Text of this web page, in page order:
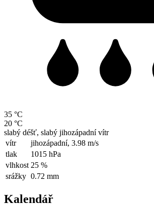
35 °C
20 °C
slabý déšť, slabý jihozápadní vítr
vítr
jihozápadní, 3.98 m/s
tlak
1015 hPa
vlhkost 25 %
srážky 0.72 mm
Kalendář